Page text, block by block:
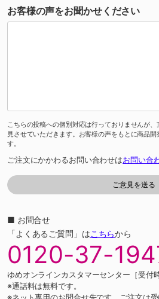
お客様の声をお聞かせください
こちらの投稿への個別対応は行っておりませんが
見させていただきます。お客様の声をもとに商品
す。
ご注文にかかわるお問い合わせはお問い合
■ お問合せ
「よくあるご質問」はこちらから
0120-37-
ゆめオンラインカスタマーセンター［受付
※通話料は無料です。